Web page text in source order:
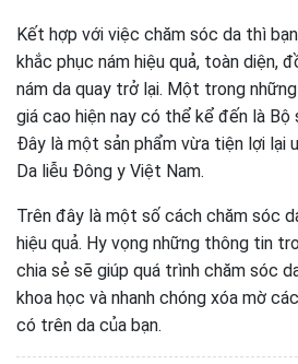
Kết hợp với việc chăm sóc da thì
khắc phục nám hiệu quả, toàn diện,
nám da quay trở lại. Một trong
giá cao hiện nay có thể kể đến là Bộ
Đây là một sản phẩm vừa tiện lợi lại
Da liễu Đông y Việt Nam.
Trên đây là một số cách chăm sóc
hiệu quả. Hy vọng những thông tin
chia sẻ sẽ giúp quá trình chăm sóc
khoa học và nhanh chóng xóa mờ
có trên da của bạn.